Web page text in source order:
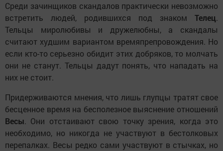
Среди зачинщиков скандалов практически невозможно
встретить людей, родившихся под знаком Телец.
Тельцы миролюбивы и дружелюбны, а скандалы
считают худшим вариантом времяпрепровождения. Но
если кто-то серьезно обидит этих добряков, то молчать
они не станут. Тельцы дадут понять, что нападать на
них не стоит.
Придерживаются мнения, что лишь глупцы тратят свое
бесценное время на бесполезное выяснение отношений
Весы. Они отстаивают свою точку зрения, когда это
необходимо, но никогда не участвуют в бестолковых
перепалках. Весы редко сами участвуют в стычках, но